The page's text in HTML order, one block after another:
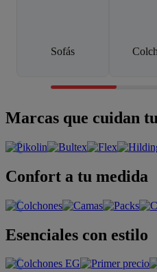
Sofás
Marcas que cuidan
Confort a tu medida
Esenciales con estilo